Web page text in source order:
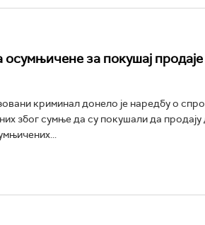
за покушај
криминал донело је наредбу о
због сумње да су покушали да продају